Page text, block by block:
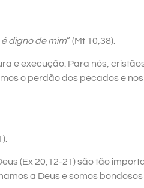
digno de mim” (Mt 10,38).
e execução. Para nós,
o perdão dos pecados e
(Ex 20,12-21) são tão
a Deus e somos